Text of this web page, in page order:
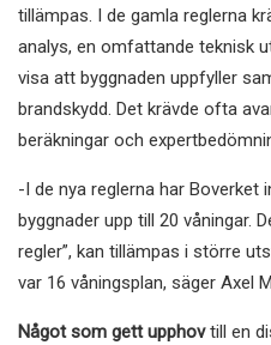
tillämpas. I de gamla reglerna
analys, en omfattande teknisk
visa att byggnaden uppfyller
brandskydd. Det krävde ofta
beräkningar och
-I de nya reglerna har
byggnader upp till 20 våningar.
regler”, kan tillämpas i större
var 16 våningsplan, säger Axel
Något som gett upphovtill en